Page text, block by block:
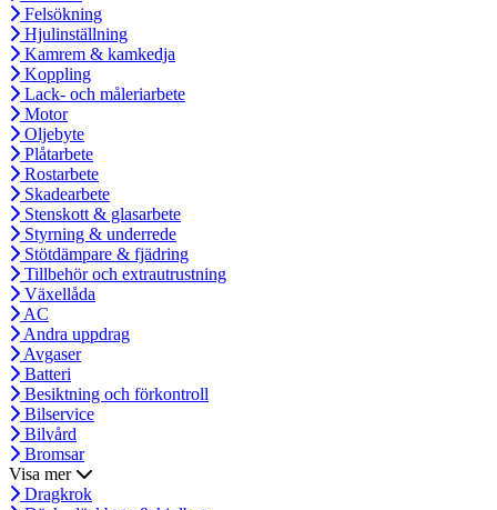
Felsökning
Hjulinställning
Kamrem & kamkedja
Koppling
Lack- och måleriarbete
Motor
Oljebyte
Plåtarbete
Rostarbete
Skadearbete
Stenskott & glasarbete
Styrning & underrede
Stötdämpare & fjädring
Tillbehör och extrautrustning
Växellåda
AC
Andra uppdrag
Avgaser
Batteri
Besiktning och förkontroll
Bilservice
Bilvård
Bromsar
Visa mer
Dragkrok